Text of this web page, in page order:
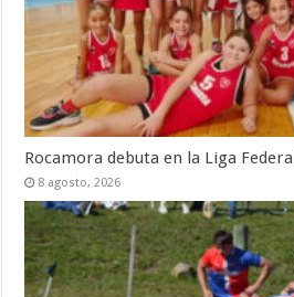
Rocamora debuta en la Liga
8 agosto, 2026